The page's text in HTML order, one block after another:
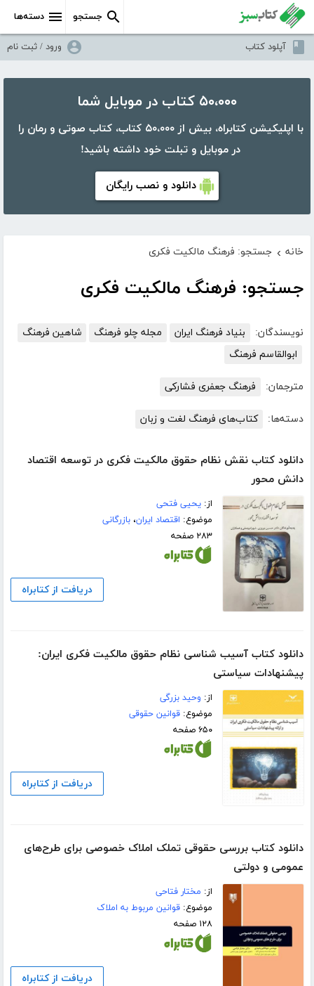
دسته‌ها جستجو
آپلود کتاب ورود / ثبت نام
۵۰،۰۰۰ کتاب در موبایل شما
با اپلیکیشن کتابراه، بیش از ۵۰،۰۰۰ کتاب، کتاب صوتی و رمان را
در موبایل و تبلت خود داشته باشید!
دانلود و نصب رایگان
خانه › جستجو: فرهنگ مالکیت فکری
جستجو: فرهنگ مالکیت فکری
نویسندگان: بنیاد فرهنگ ایران مجله چلو فرهنگ
شاهین فرهنگ
ابوالقاسم فرهنگ
مترجمان: فرهنگ جعفری فشارکی
دسته‌ها: کتاب‌های فرهنگ لغت و زبان
دانلود کتاب نقش نظام حقوق مالکیت فکری در توسعه اقتصاد
دانش محور
از:یحیی فتحی
موضوع: اقتصاد ایران،بازرگانی
۲۸۳ صفحه
دریافت از کتابراه
دانلود کتاب آسیب شناسی نظام حقوق مالکیت فکری ایران:
پیشنهادات سیاستی
از: وحید بزرگی
موضوع:قوانین حقوقی
۶۵۰ صفحه
دریافت از کتابراه
دانلود کتاب بررسی حقوقی تملک املاک خصوصی برای طرح‌های
عمومی و دولتی
از: مختار فتاحی
موضوع:قوانین مربوط به املاک
۱۲۸ صفحه
دریافت از کتابراه